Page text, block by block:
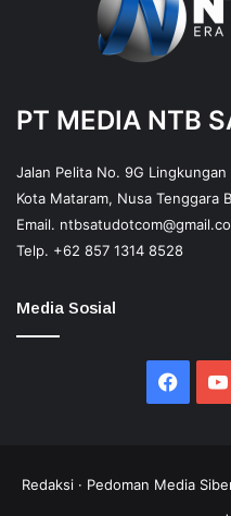
PT MEDIA NTB
Jalan Pelita No. 9G
Kota Mataram, Nusa Tenggara
Email.
Telp. +62 857 1314 8528
Media Sosial
Redaksi · Pedoman Media